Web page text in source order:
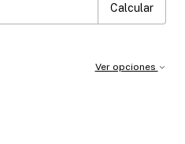
Calcular
Ver opciones